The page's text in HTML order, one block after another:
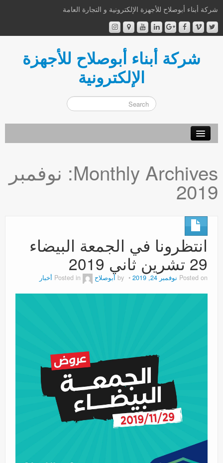
شركة أبناء أبوصلاح للأجهزة الإلكترونية و التجارة العامة
شركة أبناء أبوصلاح للأجهزة
الإلكترونية
من نحن
إتصل بنا
عروض
Monthly Archives: نوفمبر
2019
انتظرونا في الجمعة البيضاء
29 تشرين ثاني 2019
Posted on نوفمبر 24, 2019 أبوصلاح Posted in أخبار